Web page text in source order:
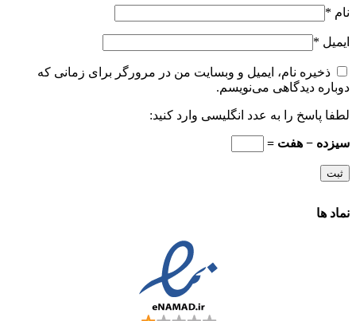
نام *
ایمیل *
ذخیره نام، ایمیل و وبسایت من در مرورگر برای زمانی که
دوباره دیدگاهی می‌نویسم.
لطفا پاسخ را به عدد انگلیسی وارد کنید:
سیزده − هفت =
نماد ها